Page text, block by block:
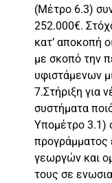
(Μέτρο 6.3)
252.000€.
κατ’ αποκοπή
με σκοπό την
υφιστάμενων
7.Στήριξη για
συστήματα
Υπομέτρο 3.1)
προγράμματος
γεωργών και
τους σε